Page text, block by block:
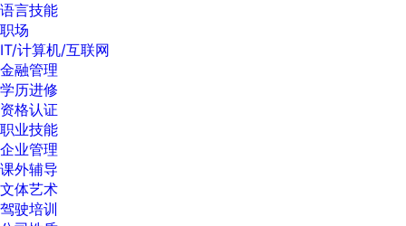
语言技能
职场
IT/计算机/互联网
金融管理
学历进修
资格认证
职业技能
企业管理
课外辅导
文体艺术
驾驶培训